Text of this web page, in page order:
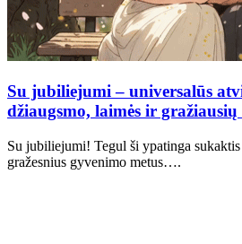
Su jubiliejumi – universalūs
džiaugsmo, laimės ir
Su jubiliejumi! Tegul ši ypatinga
gražesnius gyvenimo metus….